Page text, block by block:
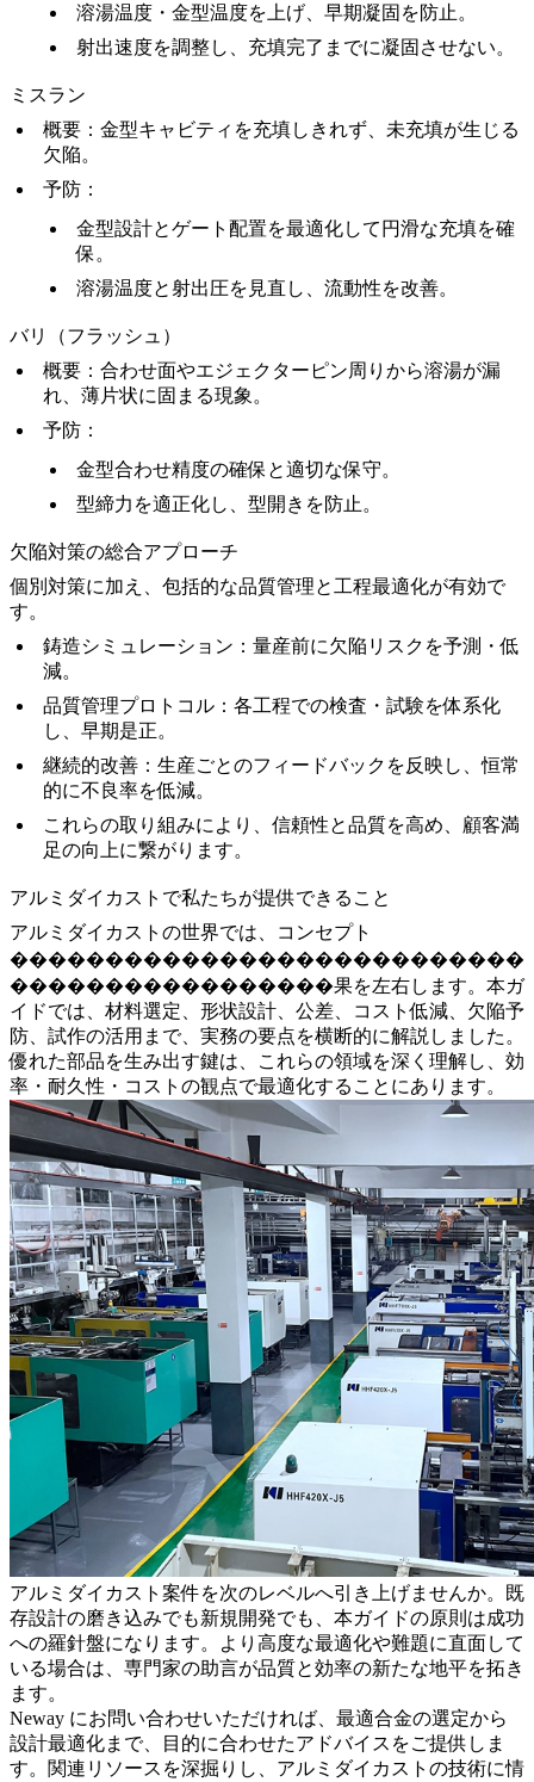
溶湯温度・金型温度を上げ、早期凝固を防止。
射出速度を調整し、充填完了までに凝固させない。
ミスラン
概要 ：金型キャビティを充填しきれず、未充填が生じる
欠陥。
予防 ：
金型設計とゲート配置を最適化して円滑な充填を確
保。
溶湯温度と射出圧を見直し、流動性を改善。
バリ（フラッシュ）
概要 ：合わせ面やエジェクターピン周りから溶湯が漏
れ、薄片状に固まる現象。
予防 ：
金型合わせ精度の確保と適切な保守。
型締力を適正化し、型開きを防止。
欠陥対策の総合アプローチ
個別対策に加え、包括的な品質管理と工程最適化が有効で
す。
鋳造シミュレーション ：量産前に欠陥リスクを予測・低
減。
品質管理プロトコル ：各工程での検査・試験を体系化
し、早期是正。
継続的改善 ：生産ごとのフィードバックを反映し、恒常
的に不良率を低減。
これらの取り組みにより、信頼性と品質を高め、顧客満
足の向上に繋がります。
アルミダイカストで私たちが提供できること
アルミダイカストの世界では、コンセプト
���������������������������
�����������������果を左右します。本ガ
イドでは、材料選定、形状設計、公差、コスト低減、欠陥予
防、試作の活用まで、実務の要点を横断的に解説しました。
優れた部品を生み出す鍵は、これらの領域を深く理解し、効
率・耐久性・コストの観点で最適化することにあります。
アルミダイカスト案件を次のレベルへ引き上げませんか。既
存設計の磨き込みでも新規開発でも、本ガイドの原則は成功
への羅針盤になります。より高度な最適化や難題に直面して
いる場合は、専門家の助言が品質と効率の新たな地平を拓き
ます。
Neway にお問い合わせいただければ、最適合金の選定から
設計最適化まで、目的に合わせたアドバイスをご提供しま
す。関連リソースを深掘りし、アルミダイカストの技術に情